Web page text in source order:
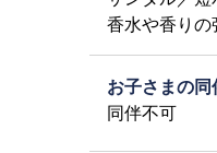
香水や香りの
お子さまの同
同伴不可